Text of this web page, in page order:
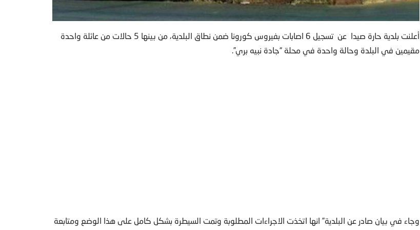
أعلنت بلدية حارة صيدا عن تسجيل 6 اصابات بفيروس كورونا ضمن نطاق البلدية، من بينها 5 حالات من عائلة واحدة
مقيمين في البلدة وحالة واحدة في محلة “جادة نبيه بري”.
وجاء في بيان صادر عن البلدية” انها اتخذت الاجراءات المطلوبة وتمت السيطرة بشكل كامل على هذا الوضع ومتابعة